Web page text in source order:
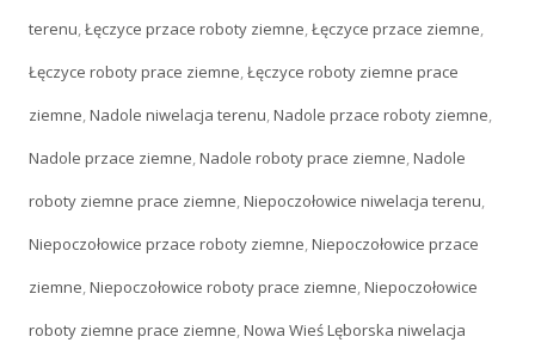
terenu,Łęczyce przace roboty ziemne,Łęczyce przace ziemne,
Łęczyce roboty prace ziemne,Łęczyce roboty ziemne prace
ziemne,Nadole niwelacja terenu,Nadole przace roboty ziemne,
Nadole przace ziemne,Nadole roboty prace ziemne,Nadole
roboty ziemne prace ziemne,Niepoczołowice niwelacja terenu,
Niepoczołowice przace roboty ziemne,Niepoczołowice przace
ziemne,Niepoczołowice roboty prace ziemne,Niepoczołowice
roboty ziemne prace ziemne,Nowa Wieś Lęborska niwelacja